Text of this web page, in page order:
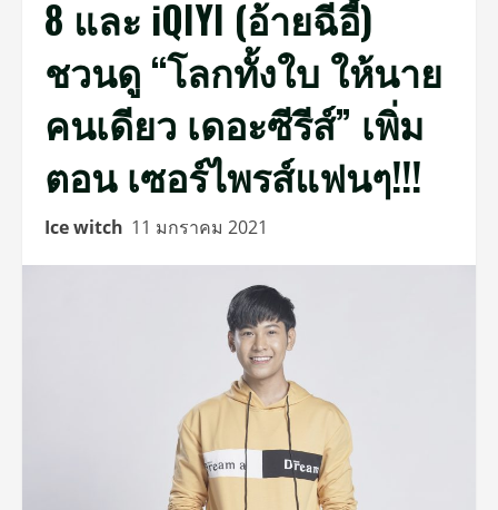
8 และ iQIYI (อ้ายฉีอี้)
ชวนดู “โลกทั้งใบ ให้นาย
คนเดียว เดอะซีรีส์” เพิ่ม
ตอน เซอร์ไพรส์แฟนๆ!!!
Ice witch 11 มกราคม 2021